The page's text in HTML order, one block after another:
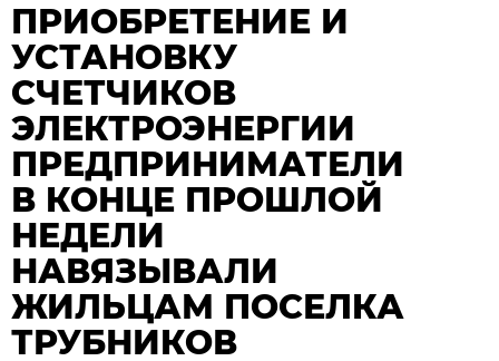
ПРИОБРЕТЕНИЕ И
УСТАНОВКУ
СЧЕТЧИКОВ
ЭЛЕКТРОЭНЕРГИИ
ПРЕДПРИНИМАТЕЛИ
В КОНЦЕ ПРОШЛОЙ
НЕДЕЛИ
НАВЯЗЫВАЛИ
ЖИЛЬЦАМ ПОСЕЛКА
ТРУБНИКОВ